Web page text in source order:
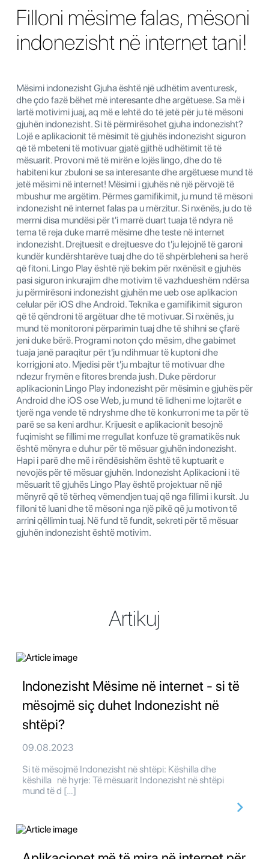
Filloni mësime falas, mësoni
indonezisht në internet tani!
Mësimi indonezisht Gjuha është një udhëtim aventuresk,
dhe çdo fazë bëhet më interesante dhe argëtuese. Sa më i
lartë motivimi juaj, aq më e lehtë do të jetë për ju të mësoni
gjuhën indonezisht. Si të përmirësohet gjuha indonezisht?
Lojë e aplikacionit të mësimit të gjuhës indonezisht siguron
që të mbeteni të motivuar gjatë gjithë udhëtimit të të
mësuarit. Provoni më të mirën e lojës lingo, dhe do të
habiteni kur zbuloni se sa interesante dhe argëtuese mund të
jetë mësimi në internet! Mësimi i gjuhës në një përvojë të
mbushur me argëtim. Përmes gamifikimit, ju mund të mësoni
indonezisht në internet falas pa u mërzitur. Si nxënës, ju do të
merrni disa mundësi për t'i marrë duart tuaja të ndyra në
tema të reja duke marrë mësime dhe teste në internet
indonezisht. Drejtuesit e drejtuesve do t'ju lejojnë të garoni
kundër kundërshtarëve tuaj dhe do të shpërbleheni sa herë
që fitoni. Lingo Play është një bekim për nxënësit e gjuhës
pasi siguron inkurajim dhe motivim të vazhdueshëm ndërsa
ju përmirësoni indonezisht gjuhën me ueb ose aplikacion
celular për iOS dhe Android. Teknika e gamifikimit siguron
që të qëndroni të argëtuar dhe të motivuar. Si nxënës, ju
mund të monitoroni përparimin tuaj dhe të shihni se çfarë
jeni duke bërë. Programi noton çdo mësim, dhe gabimet
tuaja janë paraqitur për t'ju ndihmuar të kuptoni dhe
korrigjoni ato. Mjedisi për t'ju mbajtur të motivuar dhe
ndezur frymën e fitores brenda jush. Duke përdorur
aplikacionin Lingo Play indonezisht për mësimin e gjuhës për
Android dhe iOS ose Web, ju mund të lidheni me lojtarët e
tjerë nga vende të ndryshme dhe të konkurroni me ta për të
parë se sa keni ardhur. Krijuesit e aplikacionit besojnë
fuqimisht se fillimi me rregullat konfuze të gramatikës nuk
është mënyra e duhur për të mësuar gjuhën indonezisht.
Hapi i parë dhe më i rëndësishëm është të kuptuarit e
nevojës për të mësuar gjuhën. Indonezisht Aplikacioni i të
mësuarit të gjuhës Lingo Play është projektuar në një
mënyrë që të tërheq vëmendjen tuaj që nga fillimi i kursit. Ju
filloni të luani dhe të mësoni nga një pikë që ju motivon të
arrini qëllimin tuaj. Në fund të fundit, sekreti për të mësuar
gjuhën indonezisht është motivim.
Artikuj
Indonezisht Mësime në internet - si të
mësojmë siç duhet Indonezisht në
shtëpi?
09.08.2023
Si të mësojmë Indonezisht në shtëpi: Këshilla dhe
këshilla në hyrje: Të mësuarit Indonezisht në shtëpi
mund të d […]